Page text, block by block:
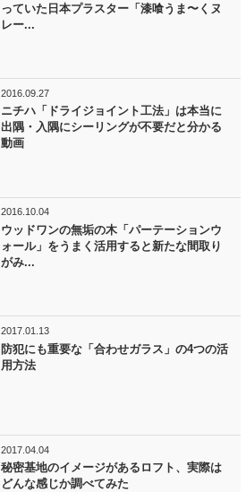
っていた日本プラスター「漆喰うま〜くヌ
レー...
2016.09.27
ニチハ「ドライジョイント工法」は本当に
出隅・入隅にシーリングが不要だと分かる
動画
2016.10.04
ウッドワンの無垢の木「パーテーションウ
ォール」をうまく活用すると新たな間取り
がみ...
2017.01.13
防犯にも重要な「合わせガラス」の4つの活
用方法
2017.04.04
秘密基地のイメージがあるロフト、実際は
どんな感じか調べてみた